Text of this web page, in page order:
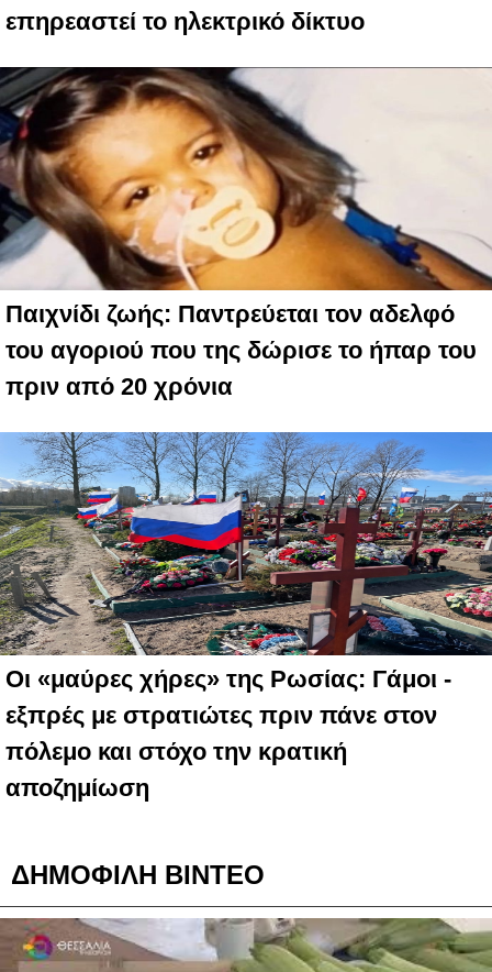
επηρεαστεί το ηλεκτρικό δίκτυο
Παιχνίδι ζωής: Παντρεύεται τον αδελφό
του αγοριού που της δώρισε το ήπαρ του
πριν από 20 χρόνια
Οι «μαύρες χήρες» της Ρωσίας: Γάμοι -
εξπρές με στρατιώτες πριν πάνε στον
πόλεμο και στόχο την κρατική
αποζημίωση
ΔΗΜΟΦΙΛΗ ΒΙΝΤΕΟ